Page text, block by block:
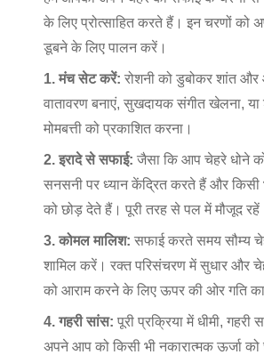
के लिए प्रोत्साहित करते हैं। इन चरणों को
डूबने के लिए पालन करें।
1. मंच सेट करें: रोशनी को डुबोकर शांत
वातावरण बनाएं, सुखदायक संगीत खेलना, या
मोमबत्ती को प्रकाशित करना।
2. इरादे से सफाई: जैसा कि आप चेहरे धोने
सनसनी पर ध्यान केंद्रित करते हैं और किसी
को छोड़ देते हैं। पूरी तरह से पल में मौजूद
3. कोमल मालिश: सफाई करते समय सौम्य
शामिल करें। रक्त परिसंचरण में सुधार और
को आराम करने के लिए ऊपर की ओर गति
4. गहरी सांस: पूरी प्रक्रिया में धीमी,
अपने आप को किसी भी नकारात्मक ऊर्जा